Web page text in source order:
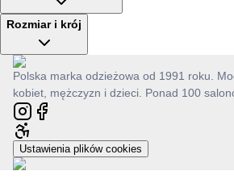
Rozmiar i krój
Polska marka odzieżowa od 1991 roku.
kobiet, mężczyzn i dzieci. Ponad 100
Ustawienia plików cookies